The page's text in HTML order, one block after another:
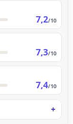
7,2/10
7,3/10
7,4/10